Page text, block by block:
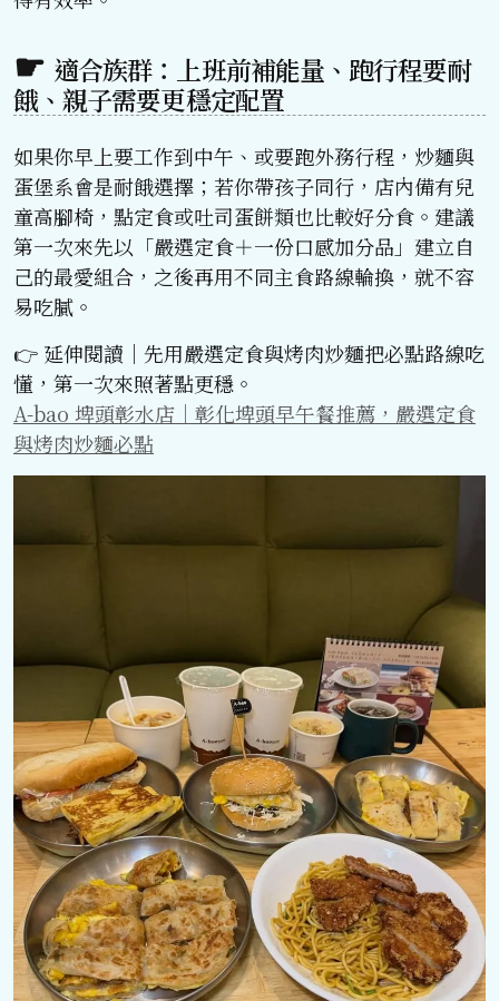
適合族群：上班前補能量、跑行程要耐
餓、親子需要更穩定配置
如果你早上要工作到中午、或要跑外務行程，炒麵與
蛋堡系會是耐餓選擇；若你帶孩子同行，店內備有兒
童高腳椅，點定食或吐司蛋餅類也比較好分食。建議
第一次來先以「嚴選定食＋一份口感加分品」建立自
己的最愛組合，之後再用不同主食路線輪換，就不容
易吃膩。
👉 延伸閱讀｜先用嚴選定食與烤肉炒麵把必點路線吃
懂，第一次來照著點更穩。
A-bao 埤頭彰水店｜彰化埤頭早午餐推薦，嚴選定食
與烤肉炒麵必點